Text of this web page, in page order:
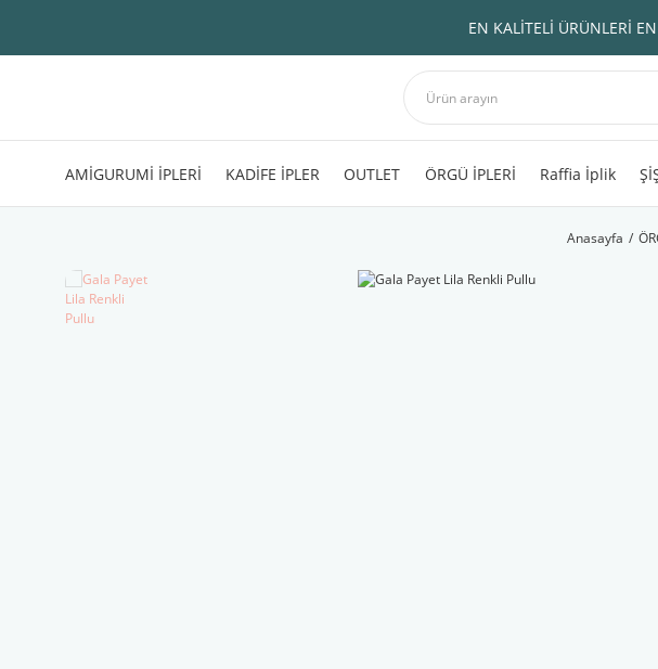
EN KALİTELİ ÜRÜNLERİ
AMİGURUMİ İPLERİ KADİFE İPLER OUTLET ÖRGÜ İPLERİ Raffia İplik
Anasayfa